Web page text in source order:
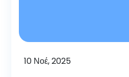
10 Νοέ, 2025